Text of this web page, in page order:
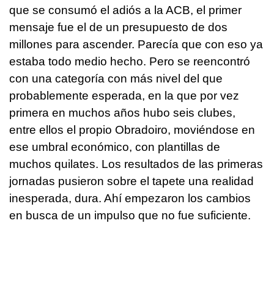
que se consumó el adiós a la ACB, el primer
mensaje fue el de un presupuesto de dos
millones para ascender. Parecía que con eso ya
estaba todo medio hecho. Pero se reencontró
con una categoría con más nivel del que
probablemente esperada, en la que por vez
primera en muchos años hubo seis clubes,
entre ellos el propio Obradoiro, moviéndose en
ese umbral económico, con plantillas de
muchos quilates. Los resultados de las primeras
jornadas pusieron sobre el tapete una realidad
inesperada, dura. Ahí empezaron los cambios
en busca de un impulso que no fue suficiente.